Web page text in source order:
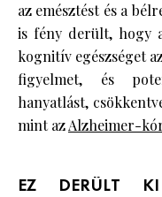
az emésztést és a
is fény derült, hogy
kognitív egészséget
figyelmet, és
hanyatlást,
mint azAlzheimer-
EZ DERÜLT KI